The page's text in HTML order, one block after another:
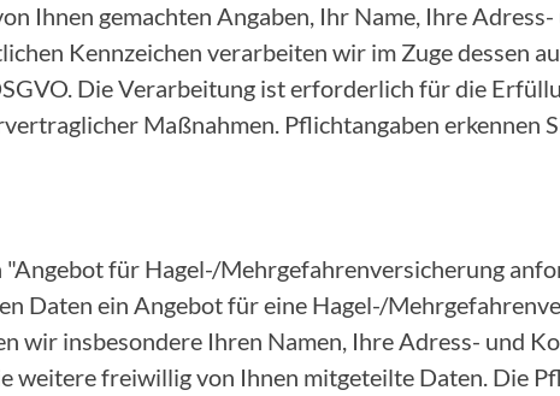
Ihnen gemachten Angaben, Ihr Name, Ihre
Kennzeichen verarbeiten wir im Zuge dessen
Die Verarbeitung ist erforderlich für die
Maßnahmen. Pflichtangaben erkennen
für Hagel-/Mehrgefahrenversicherung
Daten ein Angebot für eine Hagel-/
wir insbesondere Ihren Namen, Ihre Adress- und
weitere freiwillig von Ihnen mitgeteilte Daten. Die